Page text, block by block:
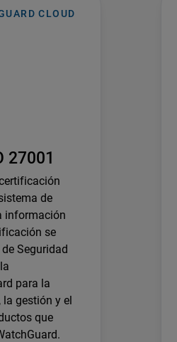
CLOUD
27001
de
información
se
Seguridad
para la
gestión y el
que